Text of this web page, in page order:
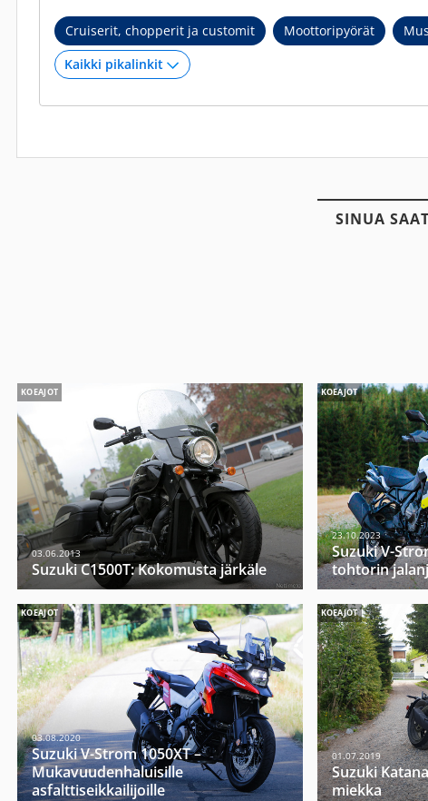
Cruiserit, chopperit ja customit Moottoripyörät
SINUA
KOEAJOT
03.06.2013
Suzuki C1500T: Kokomusta järkäle
KOEAJOT
23.10.2023
Suzuki V-
tohtorin
KOEAJOT
03.08.2020
Suzuki V-Strom 1050XT –
Mukavuudenhaluisille
asfalttiseikkailijoille
KOEAJOT
01.07.2019
Suzuki
miekka